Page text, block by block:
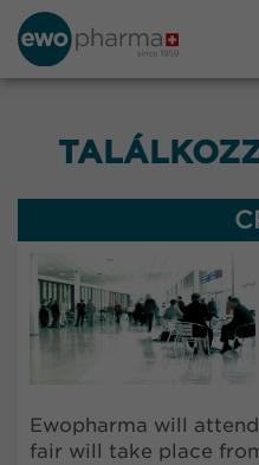
Ewopharma will
fair will take place